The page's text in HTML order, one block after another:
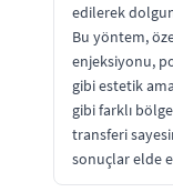
edilerek
Bu yöntem,
enjeksiyonu,
gibi estetik
gibi farklı
transferi
sonuçlar elde